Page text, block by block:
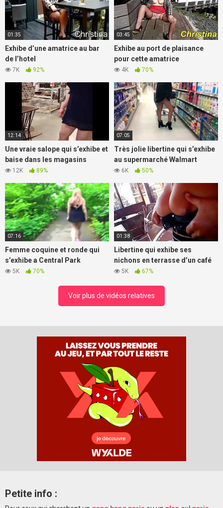
01:35
Exhibe d’une amatrice au bar
de l’hotel
7K 92%
03:45
Exhibe au port de plaisance
pour cette amatrice
4K 70%
12:14
Une vraie salope qui s’exhibe et
baise dans les magasins
12K 89%
07:05
Très jolie libertine qui s’exhibe
au supermarché Walmart
6K 50%
07:16
Femme coquine et ronde qui
s’exhibe a Central Park
5K 70%
01:38
Libertine qui exhibe ses
nichons en terrasse d’un café
5K 67%
Voir plus de vidéos relatives
Petite info :